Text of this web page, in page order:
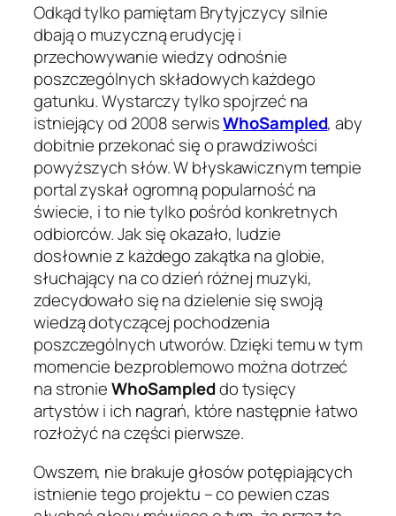
Odkąd tylko pamiętam Brytyjczycy silnie
dbają o muzyczną erudycję i
przechowywanie wiedzy odnośnie
poszczególnych składowych każdego
gatunku. Wystarczy tylko spojrzeć na
istniejący od 2008 serwisWhoSampled, aby
dobitnie przekonać się o prawdziwości
powyższych słów. W błyskawicznym tempie
portal zyskał ogromną popularność na
świecie, i to nie tylko pośród konkretnych
odbiorców. Jak się okazało, ludzie
dosłownie z każdego zakątka na globie,
słuchający na co dzień różnej muzyki,
zdecydowało się na dzielenie się swoją
wiedzą dotyczącej pochodzenia
poszczególnych utworów. Dzięki temu w tym
momencie bezproblemowo można dotrzeć
na stronieWhoSampleddo tysięcy
artystów i ich nagrań, które następnie łatwo
rozłożyć na części pierwsze.
Owszem, nie brakuje głosów potępiających
istnienie tego projektu – co pewien czas